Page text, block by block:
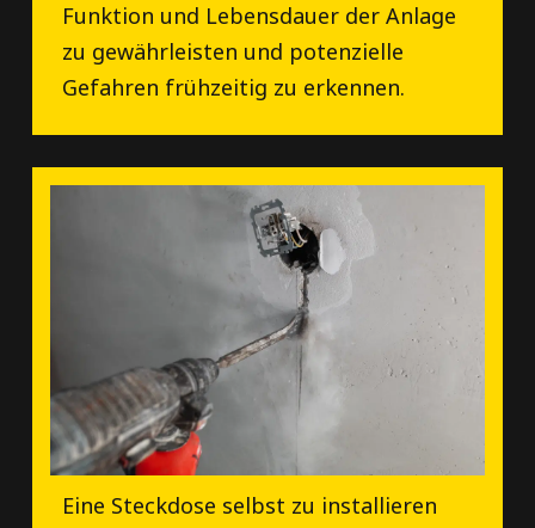
Funktion und Lebensdauer der Anlage
zu gewährleisten und potenzielle
Gefahren frühzeitig zu erkennen.
Eine Steckdose selbst zu installieren